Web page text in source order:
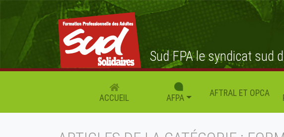
Sud FPA le syndicat sud
ACCUEIL AFPA AFTRAL ET OPCA